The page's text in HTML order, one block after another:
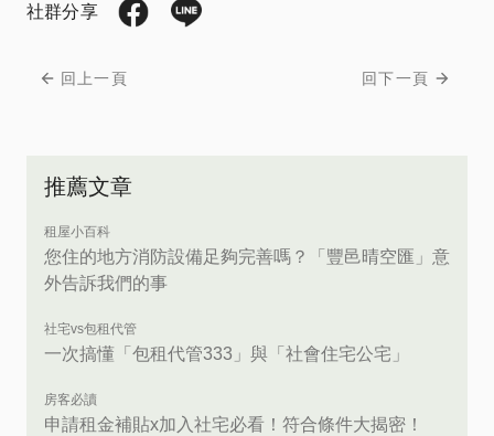
社群分享
回上一頁 回下一頁
推薦文章
租屋小百科
您住的地方消防設備足夠完善嗎？「豐邑晴空匯」意
外告訴我們的事
社宅vs包租代管
一次搞懂「包租代管333」與「社會住宅公宅」
房客必讀
申請租金補貼x加入社宅必看！符合條件大揭密！